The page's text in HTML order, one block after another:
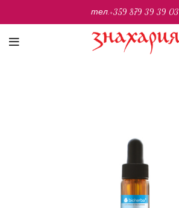
тел.+359 879 39 39 03